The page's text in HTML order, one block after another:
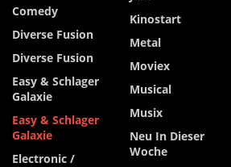
Comedy
Diverse Fusion
Diverse Fusion
Easy & Schlager
Galaxie
Easy & Schlager
Galaxie
Electronic /
Kinostart
Metal
Moviex
Musical
Musix
Neu In Dieser
Woche